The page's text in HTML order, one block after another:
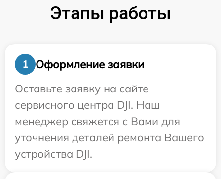
Этапы работы
1
Оформление заявки
Оставьте заявку на сайте
сервисного центра DJI. Наш
менеджер свяжется с Вами для
уточнения деталей ремонта Вашего
устройства DJI.